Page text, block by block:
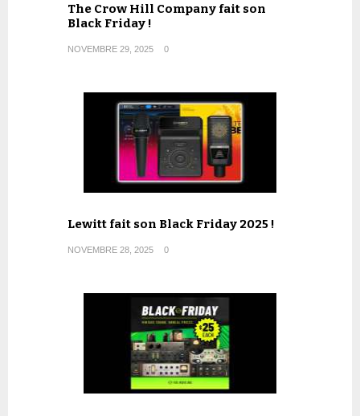
The Crow Hill Company fait son
Black Friday !
NOVEMBRE 29, 2025 0
Lewitt fait son Black Friday 2025 !
NOVEMBRE 28, 2025 0